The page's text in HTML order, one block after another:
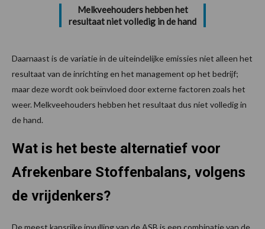
Melkveehouders hebben het
resultaat niet volledig in de hand
Daarnaast is de variatie in de uiteindelijke emissies niet alleen het
resultaat van de inrichting en het management op het bedrijf;
maar deze wordt ook beïnvloed door externe factoren zoals het
weer. Melkveehouders hebben het resultaat dus niet volledig in
de hand.
Wat is het beste alternatief voor
Afrekenbare Stoffenbalans, volgens
de vrijdenkers?